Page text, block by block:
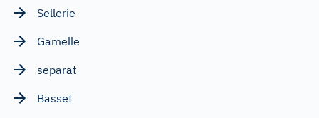
Sellerie
Gamelle
separat
Basset